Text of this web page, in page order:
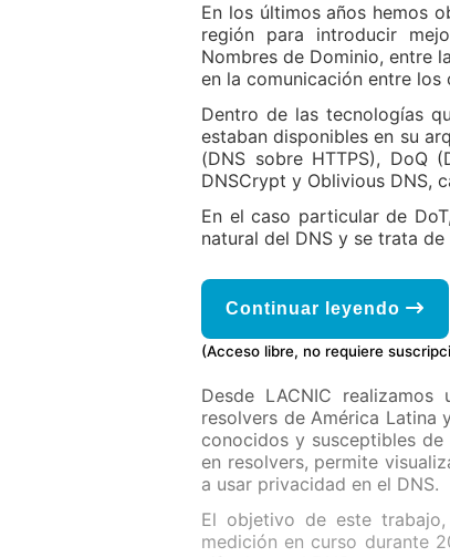
En los últimos años hemos
región para introducir
Nombres de Dominio, entre
en la comunicación entre los
Dentro de las tecnologías
estaban disponibles en su
(DNS sobre HTTPS), DoQ
DNSCrypt y Oblivious DNS,
En el caso particular de
natural del DNS y se trata
Continuar leyendo
(Acceso libre, no requiere
Desde LACNIC realizamos
resolvers de América Latina
conocidos y susceptibles
en resolvers, permite
a usar privacidad en el DNS.
El objetivo de este
medición en curso durante